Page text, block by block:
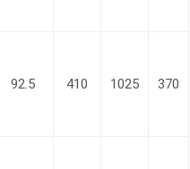
92.5 410 1025 370